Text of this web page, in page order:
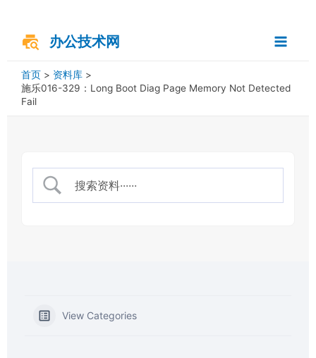
办公技术网
Menu
首页
资料库
施乐016-329：Long Boot Diag Page Memory Not Detected
Fail
View Categories